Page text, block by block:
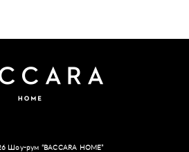
Шоу-рум “BACCARA HOME”